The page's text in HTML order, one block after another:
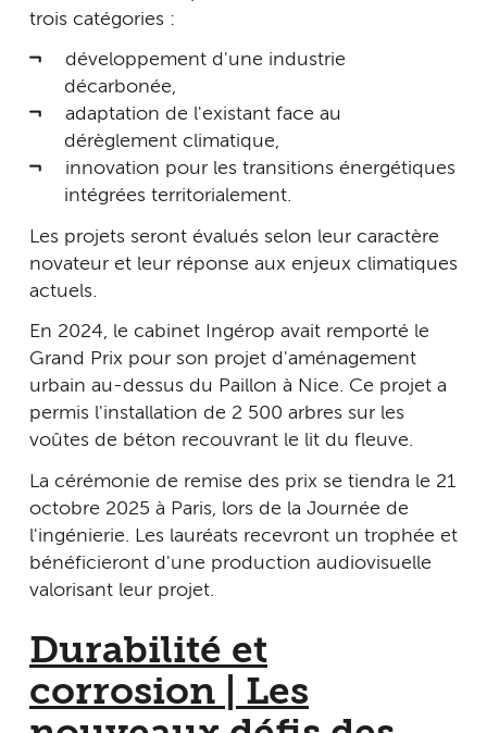
trois catégories :
développement d'une industrie
décarbonée,
adaptation de l'existant face au
dérèglement climatique,
innovation pour les transitions énergétiques
intégrées territorialement.
Les projets seront évalués selon leur caractère
novateur et leur réponse aux enjeux climatiques
actuels.
En 2024, le cabinet Ingérop avait remporté le
Grand Prix pour son projet d'aménagement
urbain au-dessus du Paillon à Nice. Ce projet a
permis l'installation de 2 500 arbres sur les
voûtes de béton recouvrant le lit du fleuve.
La cérémonie de remise des prix se tiendra le 21
octobre 2025 à Paris, lors de la Journée de
l'ingénierie. Les lauréats recevront un trophée et
bénéficieront d'une production audiovisuelle
valorisant leur projet.
Durabilité et
corrosion | Les